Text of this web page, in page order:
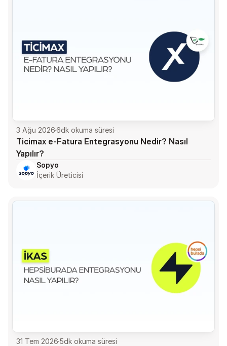
3 Ağu 20266dk okuma süresi
Ticimax e-Fatura Entegrasyonu Nedir? Nasıl
Yapılır?
Sopyo
İçerik Üreticisi
31 Tem 2026 5dk okuma süresi